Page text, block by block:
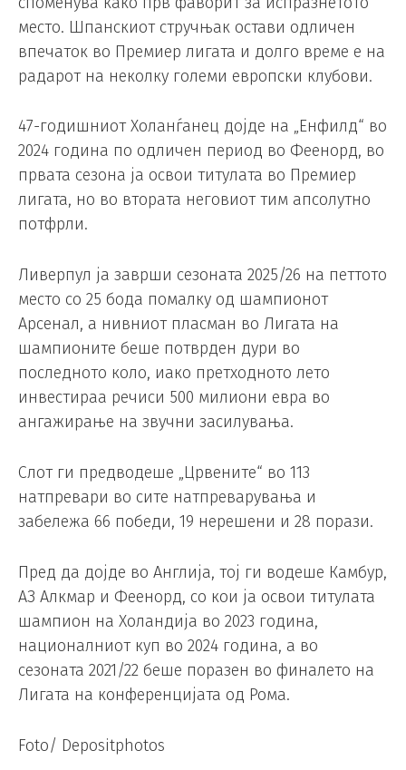
место. Шпанскиот стручњак остави одличен
впечаток во Премиер лигата и долго време е на
радарот на неколку големи европски клубови.
47-годишниот Холанѓанец дојде на „Енфилд“ во
2024 година по одличен период во Феенорд, во
првата сезона ја освои титулата во Премиер
лигата, но во втората неговиот тим апсолутно
потфрли.
Ливерпул ја заврши сезоната 2025/26 на петтото
место со 25 бода помалку од шампионот
Арсенал, а нивниот пласман во Лигата на
шампионите беше потврден дури во
последното коло, иако претходното лето
инвестираа речиси 500 милиони евра во
ангажирање на звучни засилувања.
Слот ги предводеше „Црвените“ во 113
натпревари во сите натпреварувања и
забележа 66 победи, 19 нерешени и 28 порази.
Пред да дојде во Англија, тој ги водеше Камбур,
АЗ Алкмар и Феенорд, со кои ја освои титулата
шампион на Холандија во 2023 година,
националниот куп во 2024 година, а во
сезоната 2021/22 беше поразен во финалето на
Лигата на конференцијата од Рома.
Foto/ Depositphotos